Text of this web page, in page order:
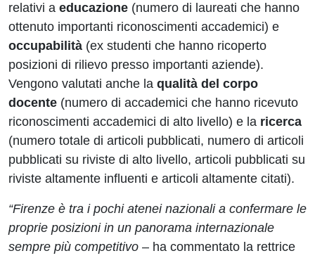
relativi a educazione (numero di laureati che hanno
ottenuto importanti riconoscimenti accademici) e
occupabilità (ex studenti che hanno ricoperto
posizioni di rilievo presso importanti aziende).
Vengono valutati anche la qualità del corpo
docente (numero di accademici che hanno ricevuto
riconoscimenti accademici di alto livello) e la ricerca
(numero totale di articoli pubblicati, numero di articoli
pubblicati su riviste di alto livello, articoli pubblicati su
riviste altamente influenti e articoli altamente citati).
“Firenze è tra i pochi atenei nazionali a confermare le
proprie posizioni in un panorama internazionale
sempre più competitivo – ha commentato la rettrice